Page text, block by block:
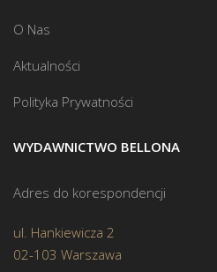
O Nas
Aktualności
Polityka Prywatności
WYDAWNICTWO BELLONA
Adres do korespondencji
ul. Hankiewicza 2
02-103 Warszawa